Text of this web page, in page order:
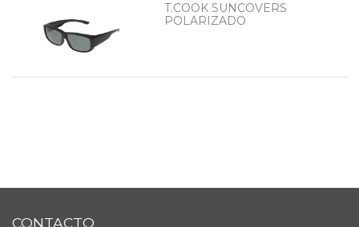
T.COOK SUNCOVERS
POLARIZADO
CONTACTO